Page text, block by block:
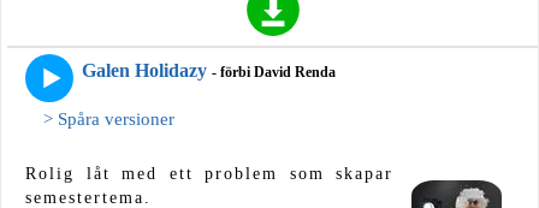
Galen Holidazy - förbi David Renda
> Spåra versioner
Rolig låt med ett problem som skapar
semestertema.